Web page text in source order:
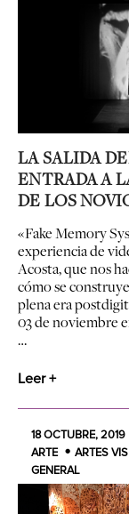
LA SALIDA
ENTRADA A
DE LOS
«Fake Memory
experiencia de
Acosta, que nos
cómo se
plena era
03 de noviembre
…
Leer +
18 OCTUBRE,
ARTE
ARTES
GENERAL